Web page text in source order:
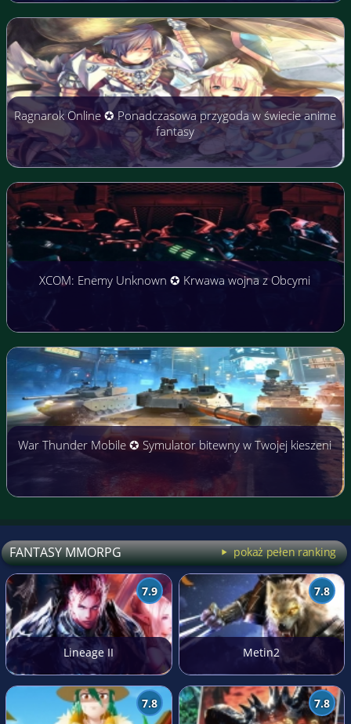
Ragnarok Online ✪ Ponadczasowa przygoda w świecie anime
fantasy
XCOM: Enemy Unknown ✪ Krwawa wojna z Obcymi
War Thunder Mobile ✪ Symulator bitewny w Twojej kieszeni
FANTASY MMORPG pokaż pełen ranking
7.9
Lineage II
7.8
Metin2
7.8 7.8